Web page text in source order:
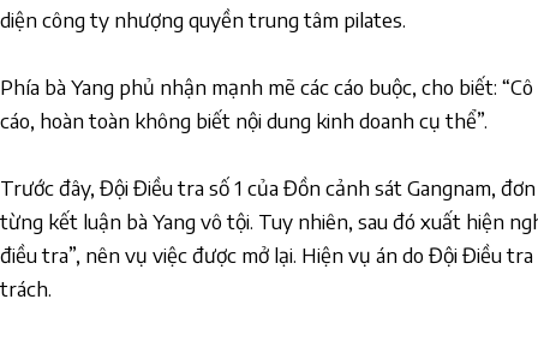
diện công ty nhượng quyền trung tâm pilates.
Phía bà Yang phủ nhận mạnh mẽ các cáo buộc, cho biết:
cáo, hoàn toàn không biết nội dung kinh doanh cụ thể”.
Trước đây, Đội Điều tra số 1 của Đồn cảnh sát Gangnam,
từng kết luận bà Yang vô tội. Tuy nhiên, sau đó xuất hiện
điều tra”, nên vụ việc được mở lại. Hiện vụ án do Đội Điều
trách.